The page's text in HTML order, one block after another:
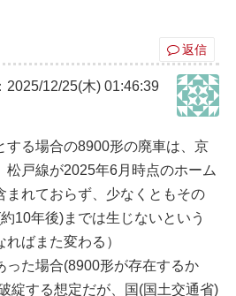
返信
2025/12/25(木) 01:46:39
する場合の8900形の廃車は、京
松戸線が2025年6月時点のホーム
まれておらず、少なくともその
10年後)までは生じないという
ばまた変わる）
った場合(8900形が存在するか
綻する想定だが、国(国土交通省)